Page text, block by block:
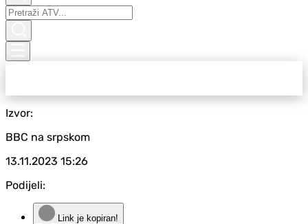
Izvor:
BBC na srpskom
13.11.2023 15:26
Podijeli:
Link je kopiran!